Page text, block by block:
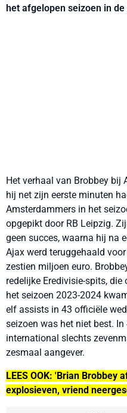
het afgelopen seizoen in
Het verhaal van Brobbey bij
hij net zijn eerste minuten
Amsterdammers in het
opgepikt door RB Leipzig.
geen succes, waarna hij na
Ajax werd teruggehaald
zestien miljoen euro.
redelijke Eredivisie-spits,
het seizoen 2023-2024
elf assists in 43 officiële
seizoen was het niet best.
international slechts
zesmaal aangever.
LEES OOK: 'Brian Brobbey
explosieven, vriend